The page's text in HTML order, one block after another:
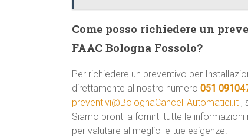
Come posso richiedere un
FAAC Bologna Fossolo?
Per richiedere un preventivo per
direttamente al nostro numero 051
preventivi@BolognaCancelliAutomatici.it ,
Siamo pronti a fornirti tutte le
per valutare al meglio le tue esigenze.